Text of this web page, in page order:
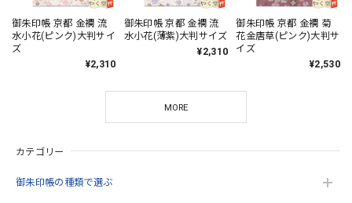
カテゴリー
御朱印帳の種類で選ぶ
御朱印帳 京都 金襴 流
水小花(ピンク)大判サイ
ズ
¥2,310
御朱印帳 京都 金襴 流
水小花(薄紫)大判サイズ
¥2,310
御朱印帳 京都 金襴 菊
花金唐草(ピンク)大判サ
イズ
¥2,530
MORE